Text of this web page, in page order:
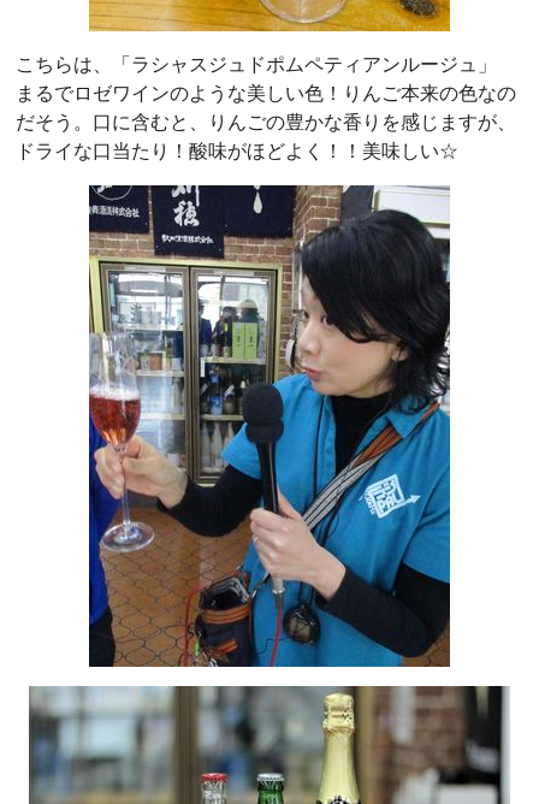
こちらは、「ラシャスジュドポムペティアンルージュ」
まるでロゼワインのような美しい色！りんご本来の色なの
だそう。口に含むと、りんごの豊かな香りを感じますが、
ドライな口当たり！酸味がほどよく！！美味しい☆